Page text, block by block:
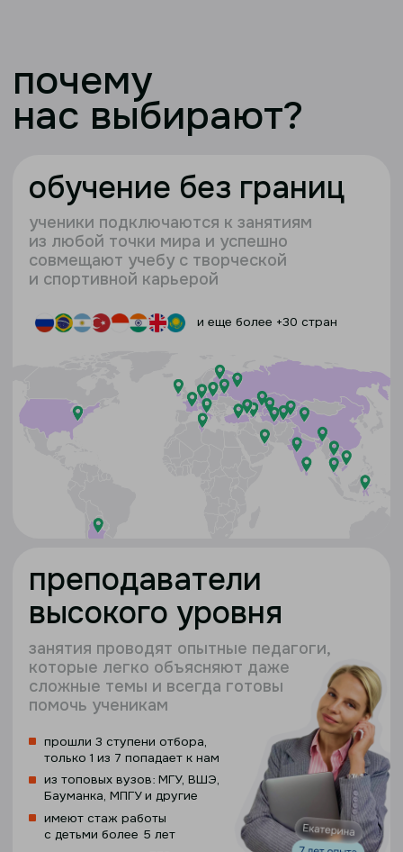
сочетаем стандарты ФИПИ и авторские
подходы для максимальной
эффективности
бесплатная
подготовка к огэ и егэ
для всех учеников
школы
применяем знания сразу на
практике и решаем только
то, что будет на экзамене
и лайфхакам самопроверки
онлайн-тренажеры с
подробным разбором 1-ой и 2-
персональная
поддержка
кураторы и наставники всегда готовы
поддержать учеников в учебе и помочь
обучению.